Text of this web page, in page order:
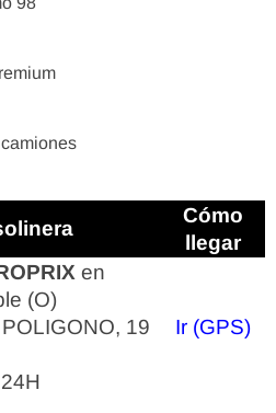
Cómo
llegar
en
(O)
19
Ir (GPS)